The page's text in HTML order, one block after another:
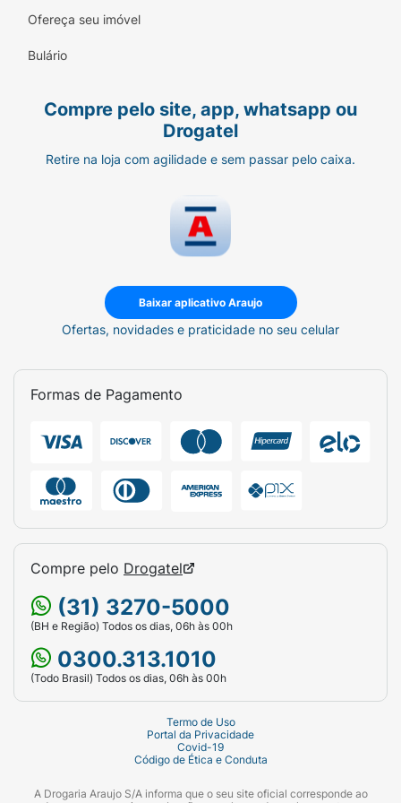
Ofereça seu imóvel
Bulário
Compre pelo site, app, whatsapp ou
Drogatel
Retire na loja com agilidade e sem passar pelo caixa.
Baixar aplicativo Araujo
Ofertas, novidades e praticidade no seu celular
Formas de Pagamento
Compre pelo Drogatel
(31) 3270-5000
(BH e Região) Todos os dias, 06h às 00h
0300.313.1010
(Todo Brasil) Todos os dias, 06h às 00h
Termo de Uso
Portal da Privacidade
Covid-19
Código de Ética e Conduta
A Drogaria Araujo S/A informa que o seu site oficial corresponde ao